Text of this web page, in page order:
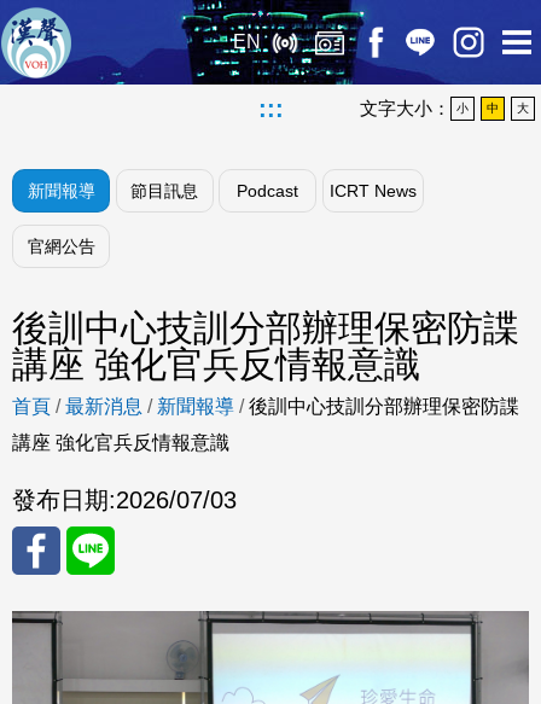
EN
::: 文字大小： 小 中 大
新聞報導 節目訊息 Podcast ICRT News
官網公告
後訓中心技訓分部辦理保密防諜
講座 強化官兵反情報意識
首頁 /最新消息 / 新聞報導 /後訓中心技訓分部辦理保密防諜
講座 強化官兵反情報意識
發布日期:2026/07/03
分享 分享